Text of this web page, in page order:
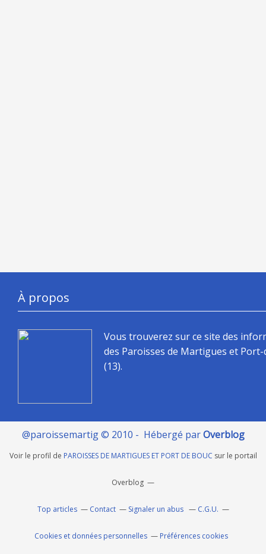
À propos
Vous trouverez sur ce site des
des Paroisses de Martigues et
(13).
@paroissemartig © 2010 - Hébergé parOverblog
Voir le profil de PAROISSES DE MARTIGUES ET PORT DE BOUC sur le portail
Overblog
Top articles Contact Signaler un abus C.G.U.
Cookies et données personnelles Préférences cookies